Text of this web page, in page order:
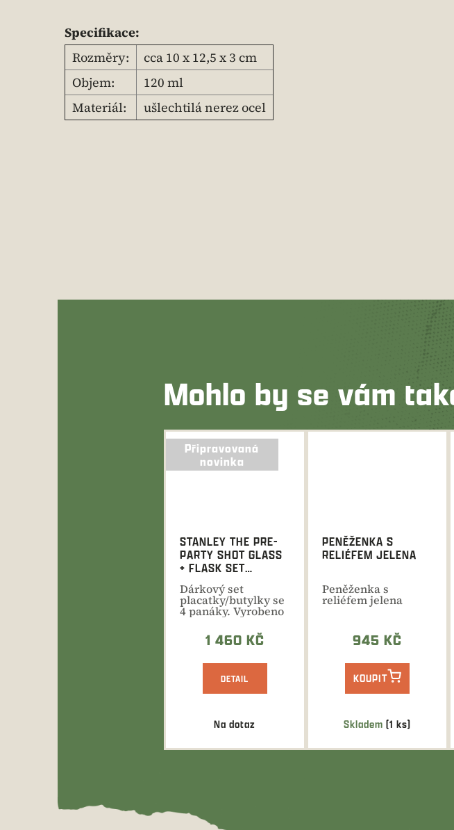
Specifikace:
Rozměry:
cca 10 x 12,5 x 3 cm
Objem:
120 ml
Materiál:
ušlechtilá nerez ocel
Mohlo by se vám
Připravovaná
novinka
Na dotaz
STANLEY THE PRE-
PARTY SHOT GLASS
+ FLASK SET
HAMMERTONE
GREEN DÁRKOVÝ SET
Dárkový set
placatky/butylky se
4 panáky. Vyrobeno
z kvalitního
nerezu....
1 460 KČ
DETAIL
Skladem (1 ks)
PENĚŽENKA S
RELIÉFEM JELENA
Peněženka s
reliéfem jelena
945 KČ
KOUPIT